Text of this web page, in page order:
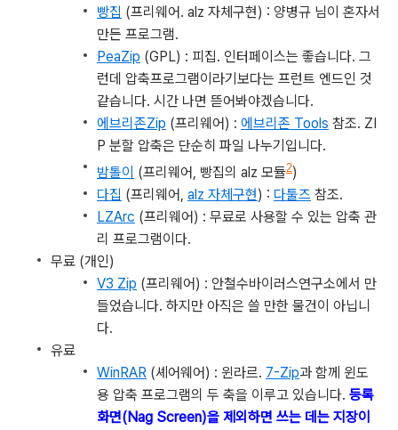
빵집 (프리웨어. alz 자체구현) : 양병규 님이 혼자서
만든 프로그램.
PeaZip (GPL) : 피집. 인터페이스는 좋습니다. 그
런데 압축프로그램이라기보다는 프런트 엔드인 것
같습니다. 시간 나면 뜯어봐야겠습니다.
에브리존Zip (프리웨어) : 에브리존 Tools 참조. ZI
P 분할 압축은 단순히 파일 나누기입니다.
밤톨이 (프리웨어, 빵집의 alz 모듈2)
다집 (프리웨어, alz 자체구현) : 다툴즈 참조.
LZArc (프리웨어) : 무료로 사용할 수 있는 압축 관
리 프로그램이다.
무료 (개인)
V3 Zip (프리웨어) : 안철수바이러스연구소에서 만
들었습니다. 하지만 아직은 쓸 만한 물건이 아닙니
다.
유료
WinRAR (셰어웨어) : 윈라르. 7-Zip과 함께 윈도
용 압축 프로그램의 두 축을 이루고 있습니다. 등록
화면(Nag Screen)을 제외하면 쓰는 데는 지장이